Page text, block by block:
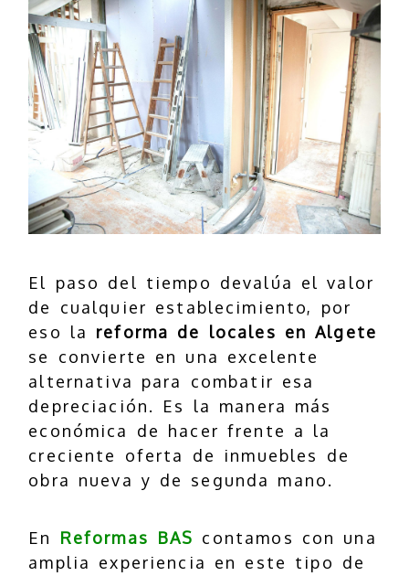
El paso del tiempo devalúa el valor
de cualquier establecimiento, por
eso la reforma de locales en Algete
se convierte en una excelente
alternativa para combatir esa
depreciación. Es la manera más
económica de hacer frente a la
creciente oferta de inmuebles de
obra nueva y de segunda mano.
En Reformas BAS contamos con una
amplia experiencia en este tipo de